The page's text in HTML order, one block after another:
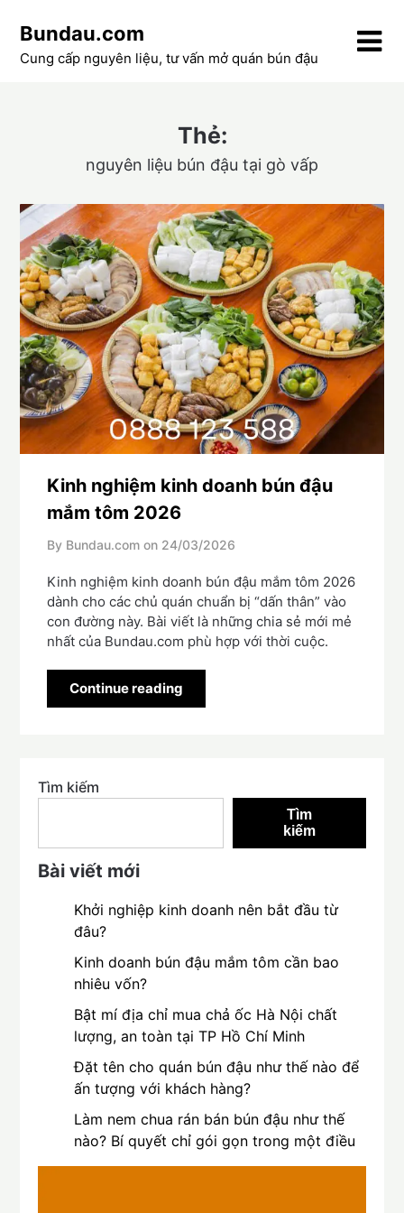
content
Bundau.com
Cung cấp nguyên liệu, tư vấn mở quán bún đậu
Thẻ:
nguyên liệu bún đậu tại gò vấp
Kinh nghiệm kinh doanh bún đậu
mắm tôm 2026
By Bundau.com on 24/03/2026
Kinh nghiệm kinh doanh bún đậu mắm tôm 2026
dành cho các chủ quán chuẩn bị “dấn thân” vào
con đường này. Bài viết là những chia sẻ mới mẻ
nhất của Bundau.com phù hợp với thời cuộc.
Continue reading
Tìm kiếm
Tìm
kiếm
Bài viết mới
Khởi nghiệp kinh doanh nên bắt đầu từ
đâu?
Kinh doanh bún đậu mắm tôm cần bao
nhiêu vốn?
Bật mí địa chỉ mua chả ốc Hà Nội chất
lượng, an toàn tại TP Hồ Chí Minh
Đặt tên cho quán bún đậu như thế nào để
ấn tượng với khách hàng?
Làm nem chua rán bán bún đậu như thế
nào? Bí quyết chỉ gói gọn trong một điều